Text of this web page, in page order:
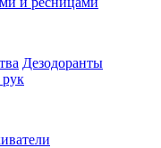
Дезодоранты
рук